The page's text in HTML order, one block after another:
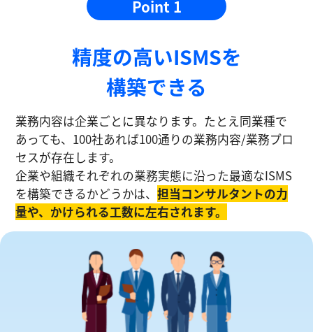
Point 1
精度の⾼いISMSを
構築できる
業務内容は企業ごとに異なります。たとえ同業種で
あっても、100社あれば100通りの業務内容/業務プロ
セスが存在します。
企業や組織それぞれの業務実態に沿った最適なISMS
を構築できるかどうかは、担当コンサルタントの⼒
量や、かけられる工数に左右されます。